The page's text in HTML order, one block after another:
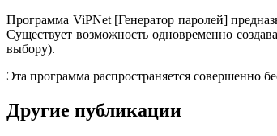
Программа ViPNet [Генератор паролей]
Существует возможность одновременно
выбору).
Эта программа распространяется совершенно
Другие публикации